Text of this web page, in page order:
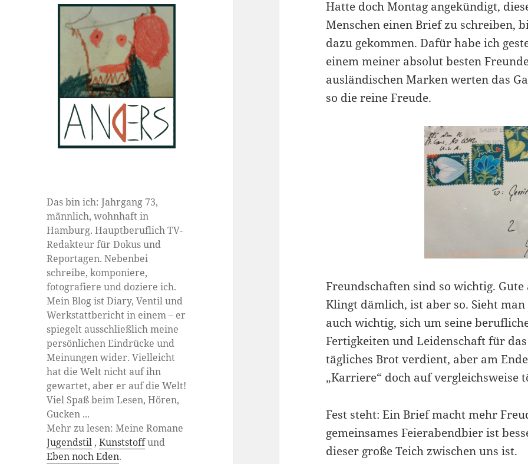
Das bin ich: Jahrgang 73,
männlich, wohnhaft in
Hamburg. Hauptberuflich TV-
Redakteur für Dokus und
Reportagen. Nebenbei
schreibe, komponiere,
fotografiere und doziere ich.
Mein Blog ist Diary, Ventil und
Werkstattbericht in einem – er
spiegelt ausschließlich meine
persönlichen Eindrücke und
Meinungen wider. Vielleicht
hat die Welt nicht auf ihn
gewartet, aber er auf die Welt!
Viel Spaß beim Lesen, Hören,
Gucken ...
Mehr zu lesen: Meine Romane
Jugendstil ,Kunststoffund
Eben noch Eden.
Hatte doch Montag angekündigt,
Menschen einen Brief zu schreiben,
dazu gekommen. Dafür habe ich
einem meiner absolut besten
ausländischen Marken werten das
so die reine Freude.
Freundschaften sind so wichtig.
Klingt dämlich, ist aber so. Sieht
auch wichtig, sich um seine
Fertigkeiten und Leidenschaft für
tägliches Brot verdient, aber am
„Karriere“ doch auf vergleichsweise
Fest steht: Ein Brief macht mehr
gemeinsames Feierabendbier ist
dieser große Teich zwischen uns ist.